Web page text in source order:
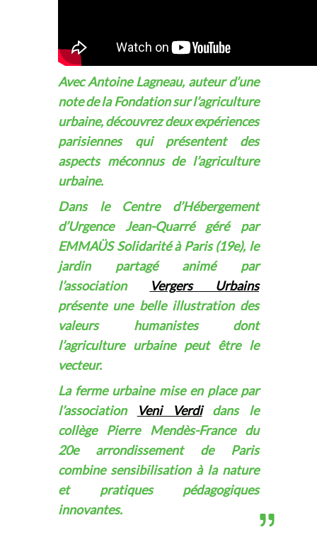
Avec Antoine Lagneau, auteur d’une
note de la Fondation sur l’agriculture
urbaine, découvrez deux expériences
parisiennes qui présentent des
aspects méconnus de l’agriculture
urbaine.
Dans le Centre d’Hébergement
d’Urgence Jean-Quarré géré par
EMMAÜS Solidarité à Paris (19e), le
jardin partagé animé par
l’association
Vergers Urbains
présente une belle illustration des
valeurs humanistes dont
l’agriculture urbaine peut être le
vecteur.
La ferme urbaine mise en place par
l’association
Veni Verdidans le
collège Pierre Mendès-France du
20e arrondissement de Paris
combine sensibilisation à la nature
et pratiques pédagogiques
innovantes.